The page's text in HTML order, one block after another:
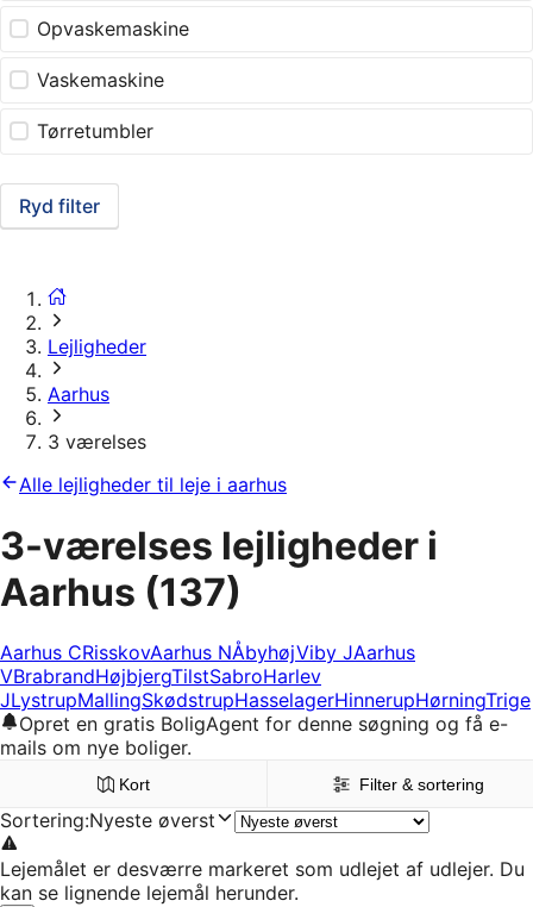
Opvaskemaskine
Vaskemaskine
Tørretumbler
Ryd filter
Lejligheder
Aarhus
3 værelses
Alle lejligheder til leje i aarhus
3-værelses lejligheder i
Aarhus (137)
Aarhus CRisskovAarhus NÅbyhøjViby JAarhus
VBrabrandHøjbjergTilstSabroHarlev
JLystrupMallingSkødstrupHasselagerHinnerupHørningTrige
Opret en gratis BoligAgent for denne søgning og få e-
mails om nye boliger.
Kort Filter & sortering
Sortering:Nyeste øverst
Lejemålet er desværre markeret som udlejet af udlejer. Du
kan se lignende lejemål herunder.